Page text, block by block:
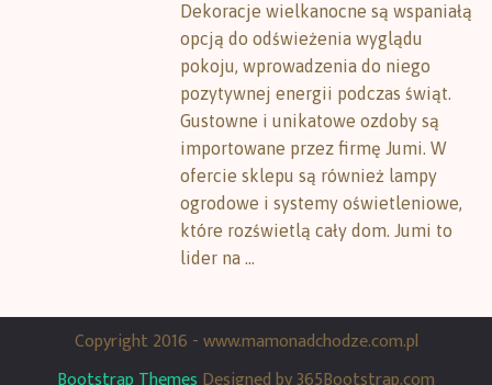
Dekoracje wielkanocne są wspaniałą
opcją do odświeżenia wyglądu
pokoju, wprowadzenia do niego
pozytywnej energii podczas świąt.
Gustowne i unikatowe ozdoby są
importowane przez firmę Jumi. W
ofercie sklepu są również lampy
ogrodowe i systemy oświetleniowe,
które rozświetlą cały dom. Jumi to
lider na ...
Copyright 2016 - www.mamonadchodze.com.pl